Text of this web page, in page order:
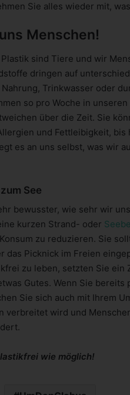
Sie alles wieder mit,
Menschen!
sind Tiere und wir
dringen auf
Trinkwasser oder
so pro Woche in
über die Zeit. Sie
und Fettleibigkeit,
es an uns selbst, was wir
See
bewusster, wie sehr wir
kurzen Strand- oder
zu reduzieren. Sie
das Picknick im Freien
zu leben, setzten Sie ein
Gutes. Wenn Sie
Sie sich auch mit Ihrem
verbreitet wird und
wie möglich!